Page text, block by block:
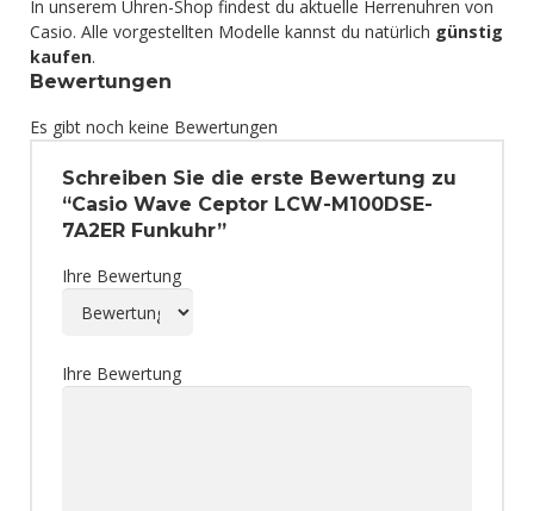
In unserem Uhren-Shop findest du aktuelle Herrenuhren von
Casio. Alle vorgestellten Modelle kannst du natürlich günstig
kaufen.
Bewertungen
Es gibt noch keine Bewertungen
Schreiben Sie die erste Bewertung zu
“Casio Wave Ceptor LCW-M100DSE-
7A2ER Funkuhr”
Ihre Bewertung
Ihre Bewertung